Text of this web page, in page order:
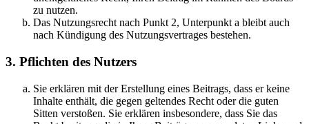
zu nutzen.
Das Nutzungsrecht nach Punkt 2, Unterpunkt a bleibt auch
nach Kündigung des Nutzungsvertrages bestehen.
3. Pflichten des Nutzers
Sie erklären mit der Erstellung eines Beitrags, dass er keine
Inhalte enthält, die gegen geltendes Recht oder die guten
Sitten verstoßen. Sie erklären insbesondere, dass Sie das